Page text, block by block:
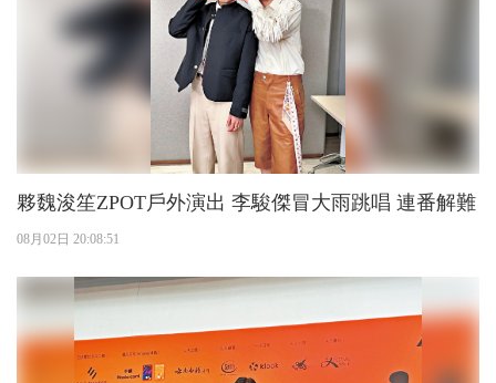
夥魏浚笙ZPOT戶外演出 李駿傑冒大雨跳唱 連番解難
08月02日 20:08:51